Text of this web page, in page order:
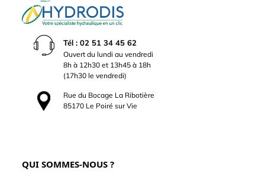
Tél : 02 51 34 45 62
Ouvert du lundi au vendredi
8h à 12h30 et 13h45 à 18h
(17h30 le vendredi)
Rue du Bocage La Ribotière
85170 Le Poiré sur Vie
QUI SOMMES-NOUS ?